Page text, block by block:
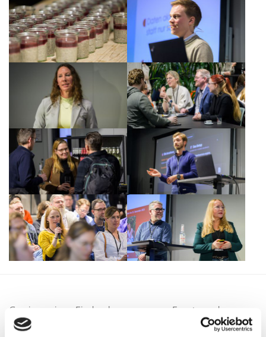
Gewinne einen Eindruck von unserem Event aus dem
letzten Jahr: